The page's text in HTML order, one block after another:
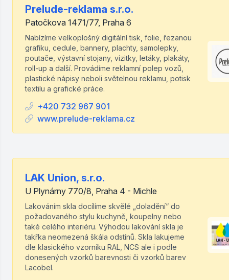
Prelude-reklama s.r.o.
Patočkova 1471/77, Praha 6
Nabízíme velkoplošný digitální tisk, folie, řezanou
grafiku, cedule, bannery, plachty, samolepky,
poutače, výstavní stojany, vizitky, letáky, plakáty,
roll-up a další. Provádíme reklamní polep vozů,
plastické nápisy neboli světelnou reklamu, potisk
textilu a grafické práce.
+420 732 967 901
www.prelude-reklama.cz
LAK Union, s.r.o.
U Plynárny 770/8, Praha 4 - Michle
Lakováním skla docílíme skvělé „doladění“ do
požadovaného stylu kuchyně, koupelny nebo
také celého interiéru. Výhodou lakování skla je
takřka neomezená škála odstínů. Skla lakujeme
dle klasického vzorníku RAL, NCS ale i podle
donesených vzorků barevnosti či vzorků barev
Lacobel.